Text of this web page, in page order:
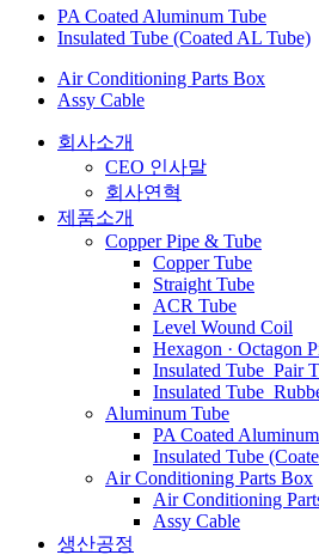
PA Coated Aluminum Tube
Insulated Tube (Coated AL Tube)
Air Conditioning Parts Box
Assy Cable
회사소개
CEO 인사말
회사연혁
제품소개
Copper Pipe & Tube
Copper Tube
Straight Tube
ACR Tube
Level Wound Coil
Hexagon · Octagon
Insulated Tube_Pair
Insulated
Aluminum Tube
PA Coated
Insulated Tube
Air Conditioning Parts Box
Air Conditioning
Assy Cable
생산공정